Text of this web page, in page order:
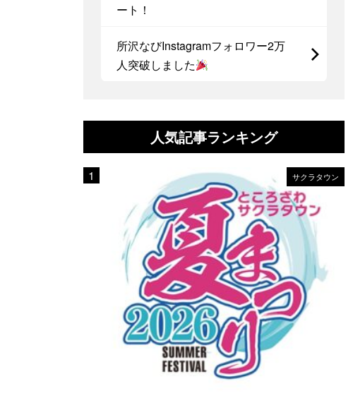
ート！
所沢なびInstagramフォロワー2万
人突破しました
人気記事ランキング
サクラタウン